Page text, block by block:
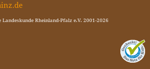
Rheinland-Pfalz e.V. 2001-2026